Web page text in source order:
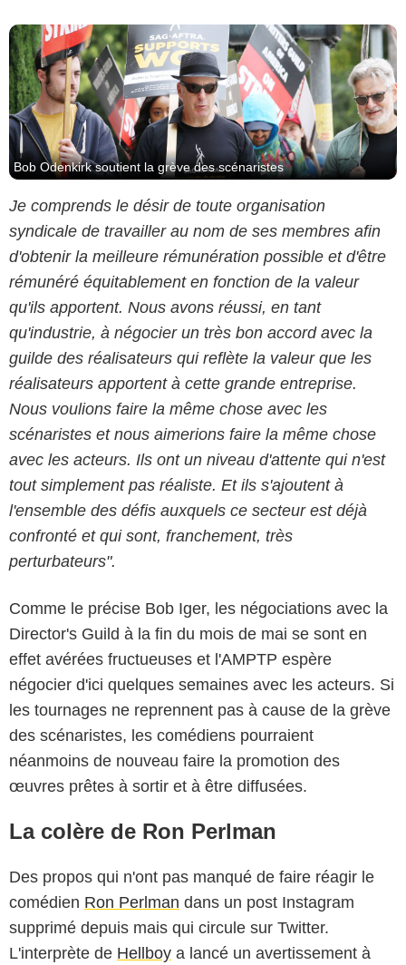
Bob Odenkirk soutient la grève des scénaristes
Je comprends le désir de toute organisation
syndicale de travailler au nom de ses membres afin
d'obtenir la meilleure rémunération possible et d'être
rémunéré équitablement en fonction de la valeur
qu'ils apportent. Nous avons réussi, en tant
qu'industrie, à négocier un très bon accord avec la
guilde des réalisateurs qui reflète la valeur que les
réalisateurs apportent à cette grande entreprise.
Nous voulions faire la même chose avec les
scénaristes et nous aimerions faire la même chose
avec les acteurs. Ils ont un niveau d'attente qui n'est
tout simplement pas réaliste. Et ils s'ajoutent à
l'ensemble des défis auxquels ce secteur est déjà
confronté et qui sont, franchement, très
perturbateurs".
Comme le précise Bob Iger, les négociations avec la
Director's Guild à la fin du mois de mai se sont en
effet avérées fructueuses et l'AMPTP espère
négocier d'ici quelques semaines avec les acteurs. Si
les tournages ne reprennent pas à cause de la grève
des scénaristes, les comédiens pourraient
néanmoins de nouveau faire la promotion des
œuvres prêtes à sortir et à être diffusées.
La colère de Ron Perlman
Des propos qui n'ont pas manqué de faire réagir le
comédien Ron Perlman dans un post Instagram
supprimé depuis mais qui circule sur Twitter.
L'interprète de Hellboy a lancé un avertissement à